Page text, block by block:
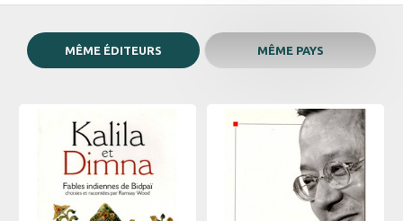
MÊME ÉDITEURS MÊME PAYS